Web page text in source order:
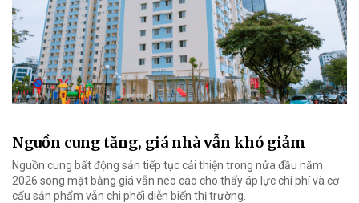
Nguồn cung tăng, giá nhà vẫn khó giảm
Nguồn cung bất động sản tiếp tục cải thiện trong nửa đầu năm
2026 song mặt bằng giá vẫn neo cao cho thấy áp lực chi phí và cơ
cấu sản phẩm vẫn chi phối diễn biến thị trường.